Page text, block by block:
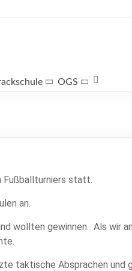
OGS
Fußballturniers statt.
an.
wollten gewinnen. Als wir
taktische Absprachen und